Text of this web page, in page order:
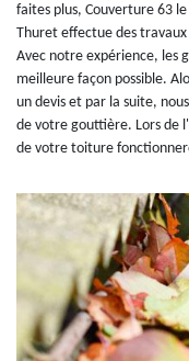
faites plus, Couverture 63
Thuret effectue des
Avec notre expérience, les
meilleure façon possible.
un devis et par la suite,
de votre gouttière. Lors de
de votre toiture